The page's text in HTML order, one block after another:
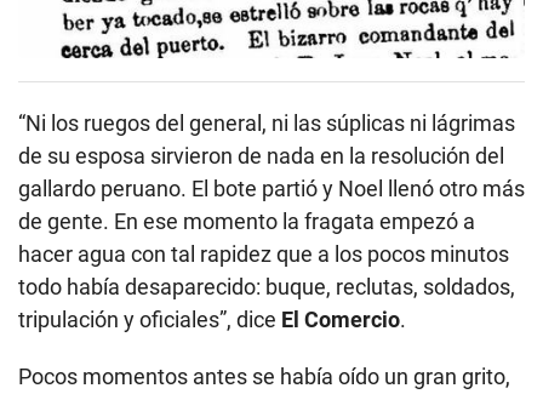
“Ni los ruegos del general, ni las súplicas ni lágrimas
de su esposa sirvieron de nada en la resolución del
gallardo peruano. El bote partió y Noel llenó otro más
de gente. En ese momento la fragata empezó a
hacer agua con tal rapidez que a los pocos minutos
todo había desaparecido: buque, reclutas, soldados,
tripulación y oficiales”, dice El Comercio.
Pocos momentos antes se había oído un gran grito,